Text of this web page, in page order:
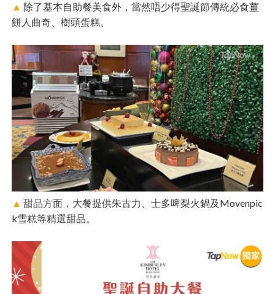
▲ 除了基本自助餐美食外，當然唔少得聖誕節傳統必食薑
餅人曲奇、樹頭蛋糕。
▲甜品方面，大餐提供朱古力、士多啤梨火鍋及Movenpic
k雪糕等精選甜品。